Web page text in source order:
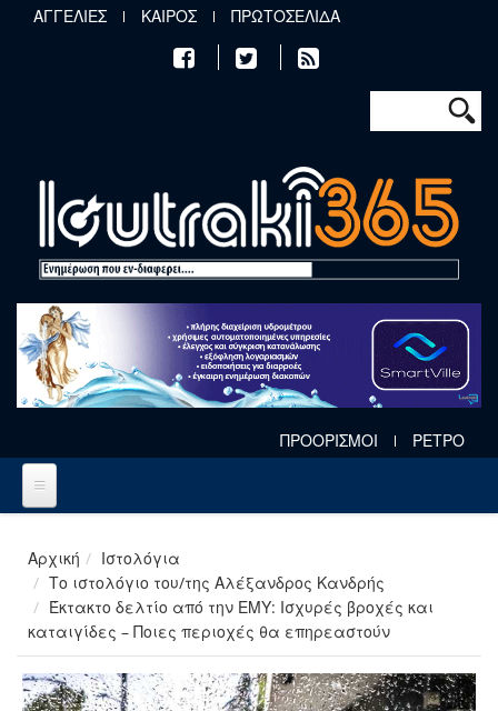
Παράκαμψη προς το κυρίως περιεχόμενο
ΑΓΓΕΛΙΕΣ ΚΑΙΡΟΣ ΠΡΩΤΟΣΕΛΙΔΑ
Φόρμα
Αναζήτηση
ΠΡΟΟΡΙΣΜΟΙ ΡΕΤΡΟ
Αρχική
Ιστολόγια
Το ιστολόγιο του/της Αλέξανδρος Κανδρής
Έκτακτο δελτίο από την ΕΜΥ: Ισχυρές βροχές και
καταιγίδες – Ποιες περιοχές θα επηρεαστούν